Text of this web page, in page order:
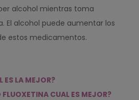
alcohol mientras toma
El alcohol puede aumentar los
estos medicamentos.
ES LA MEJOR?
CUAL ES MEJOR?